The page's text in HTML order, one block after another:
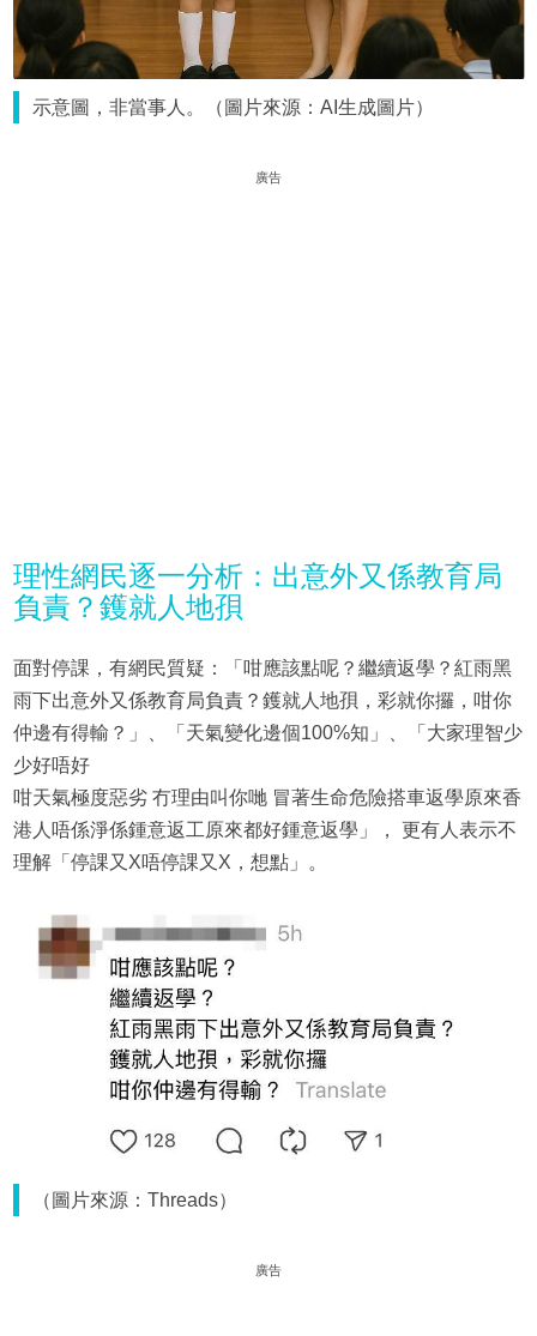
示意圖，非當事人。（圖片來源：AI生成圖片）
廣告
理性網民逐一分析：出意外又係教育局
負責？鑊就人地孭
面對停課，有網民質疑：「咁應該點呢？繼續返學？紅雨黑
雨下出意外又係教育局負責？鑊就人地孭，彩就你攞，咁你
仲邊有得輸？」、「天氣變化邊個100%知」、「大家理智少
少好唔好
咁天氣極度惡劣 冇理由叫你哋 冒著生命危險搭車返學原來香
港人唔係淨係鍾意返工原來都好鍾意返學」， 更有人表示不
理解「停課又X唔停課又X，想點」。
（圖片來源：Threads）
廣告